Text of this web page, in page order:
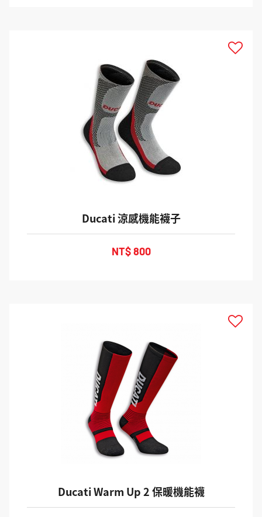
Ducati 涼感機能襪子
NT$ 800
Ducati Warm Up 2 保暖機能襪